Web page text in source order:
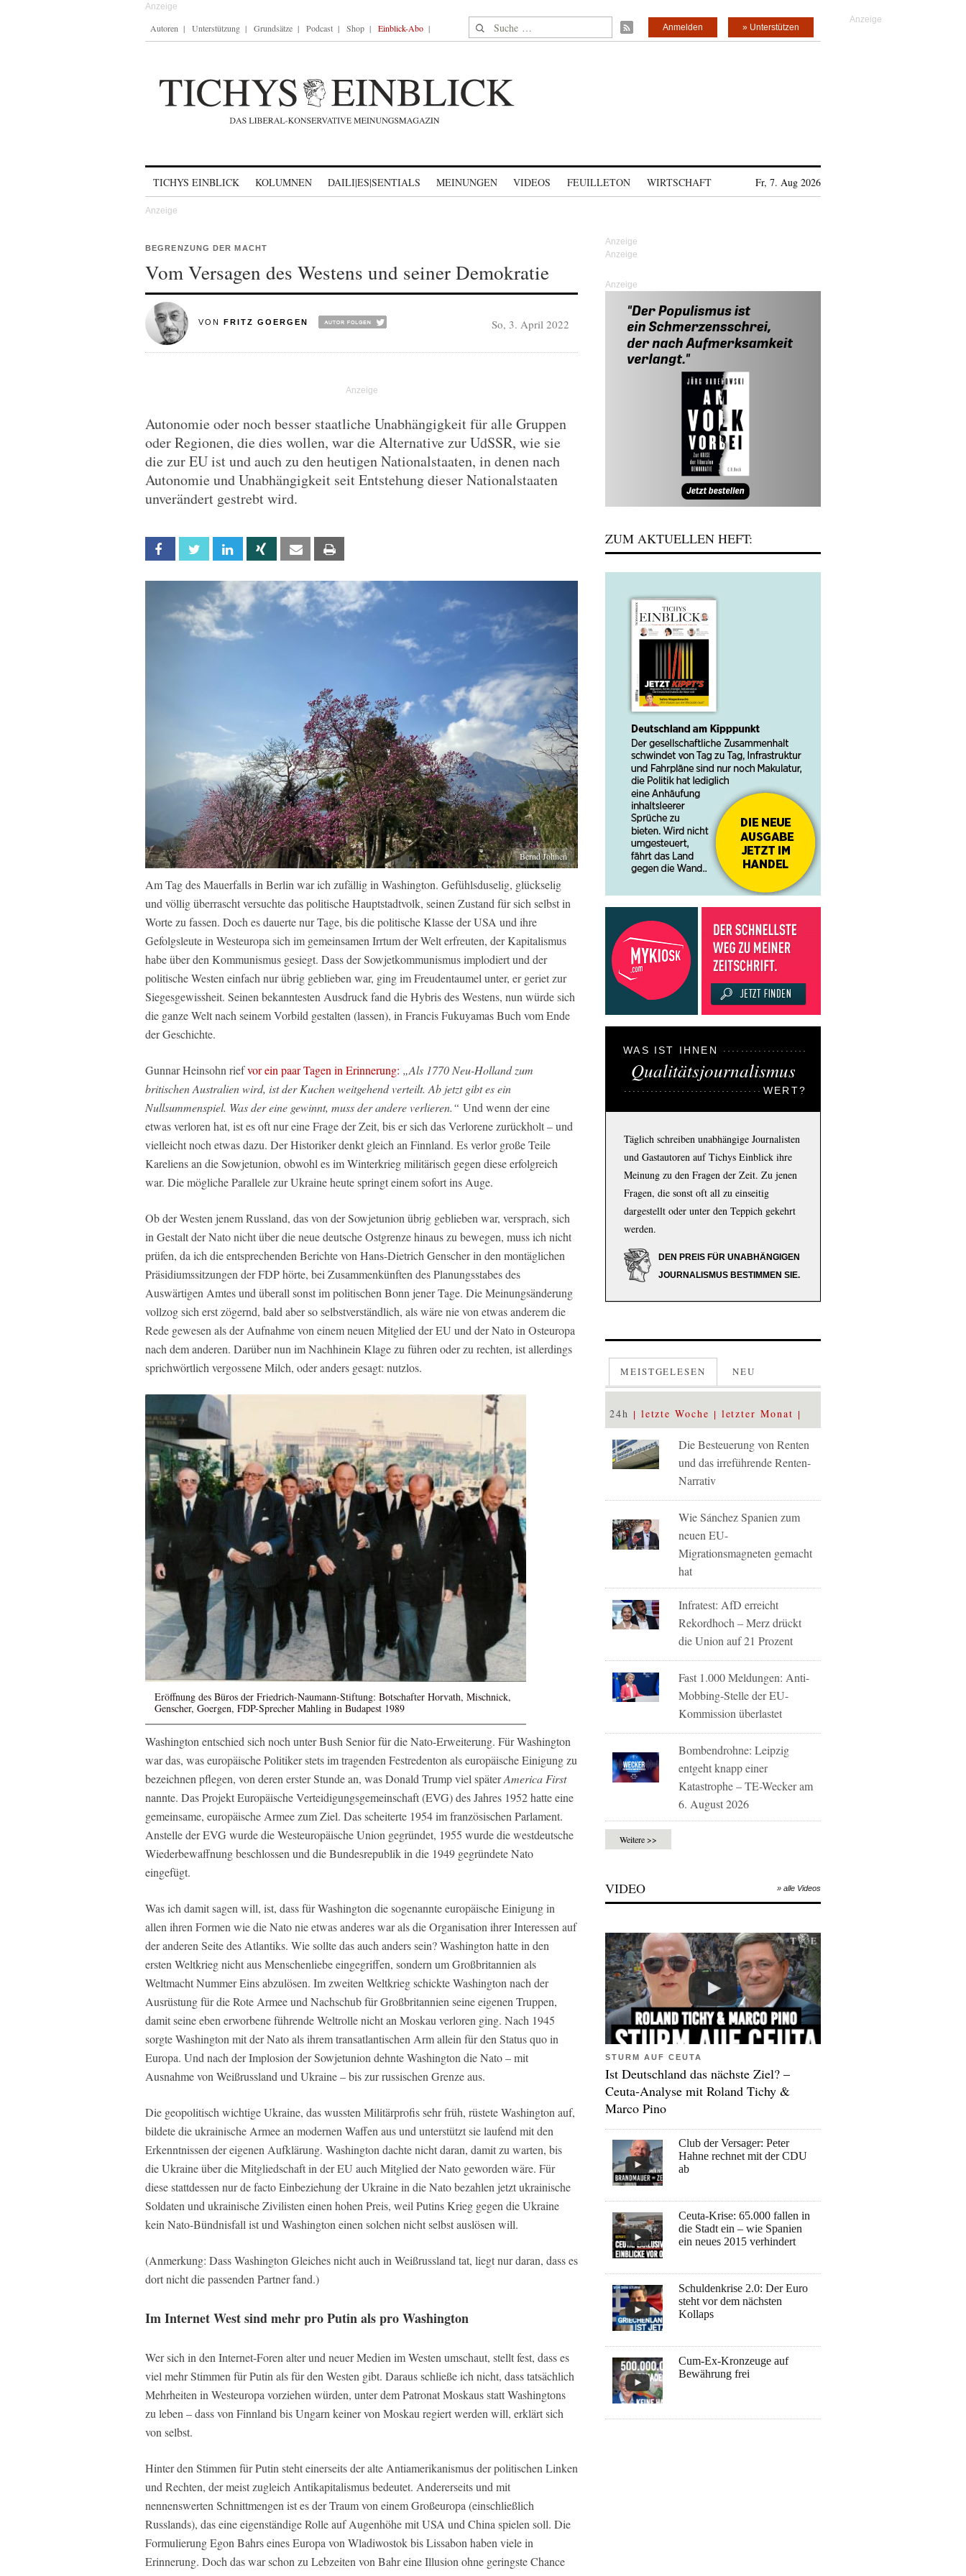
Autoren Unterstützung Grundsätze Podcast Shop Einblick-Abo Suche nach: » Unterstützen
Anmelden
TICHYS EINBLICK KOLUMNEN DAILI|ES|SENTIALS MEINUNGEN VIDEOS FEUILLETON WIRTSCHAFT Fr, 7. Aug 2026
BEGRENZUNG DER MACHT
Vom Versagen des Westens und seiner Demokratie
VON FRITZ GOERGEN So, 3. April 2022
Autonomie oder noch besser staatliche Unabhängigkeit für alle Gruppen
oder Regionen, die dies wollen, war die Alternative zur UdSSR, wie sie
die zur EU ist und auch zu den heutigen Nationalstaaten, in denen nach
Autonomie und Unabhängigkeit seit Entstehung dieser Nationalstaaten
unverändert gestrebt wird.
Facebook Twitter Linkedin Xing Email
Bernd Johnen
Am Tag des Mauerfalls in Berlin war ich zufällig in Washington. Gefühlsduselig, glückselig
und völlig überrascht versuchte das politische Hauptstadtvolk, seinen Zustand für sich selbst in
Worte zu fassen. Doch es dauerte nur Tage, bis die politische Klasse der USA und ihre
Gefolgsleute in Westeuropa sich im gemeinsamen Irrtum der Welt erfreuten, der Kapitalismus
habe über den Kommunismus gesiegt. Dass der Sowjetkommunismus implodiert und der
politische Westen einfach nur übrig geblieben war, ging im Freudentaumel unter, er geriet zur
Siegesgewissheit. Seinen bekanntesten Ausdruck fand die Hybris des Westens, nun würde sich
die ganze Welt nach seinem Vorbild gestalten (lassen), in Francis Fukuyamas Buch vom Ende
der Geschichte.
Gunnar Heinsohn riefvor ein paar Tagen in Erinnerung: „Als 1770 Neu-Holland zum
britischen Australien wird, ist der Kuchen weitgehend verteilt. Ab jetzt gibt es ein
Nullsummenspiel. Was der eine gewinnt, muss der andere verlieren.“ Und wenn der eine
etwas verloren hat, ist es oft nur eine Frage der Zeit, bis er sich das Verlorene zurückholt – und
vielleicht noch etwas dazu. Der Historiker denkt gleich an Finnland. Es verlor große Teile
Kareliens an die Sowjetunion, obwohl es im Winterkrieg militärisch gegen diese erfolgreich
war. Die mögliche Parallele zur Ukraine heute springt einem sofort ins Auge.
Ob der Westen jenem Russland, das von der Sowjetunion übrig geblieben war, versprach, sich
in Gestalt der Nato nicht über die neue deutsche Ostgrenze hinaus zu bewegen, muss ich nicht
prüfen, da ich die entsprechenden Berichte von Hans-Dietrich Genscher in den montäglichen
Präsidiumssitzungen der FDP hörte, bei Zusammenkünften des Planungsstabes des
Auswärtigen Amtes und überall sonst im politischen Bonn jener Tage. Die Meinungsänderung
vollzog sich erst zögernd, bald aber so selbstverständlich, als wäre nie von etwas anderem die
Rede gewesen als der Aufnahme von einem neuen Mitglied der EU und der Nato in Osteuropa
nach dem anderen. Darüber nun im Nachhinein Klage zu führen oder zu rechten, ist allerdings
sprichwörtlich vergossene Milch, oder anders gesagt: nutzlos.
Eröffnung des Büros der Friedrich-Naumann-Stiftung: Botschafter Horvath, Mischnick,
Genscher, Goergen, FDP-Sprecher Mahling in Budapest 1989
Washington entschied sich noch unter Bush Senior für die Nato-Erweiterung. Für Washington
war das, was europäische Politiker stets im tragenden Festredenton als europäische Einigung zu
bezeichnen pflegen, von deren erster Stunde an, was Donald Trump viel späterAmerica First
nannte. Das Projekt Europäische Verteidigungsgemeinschaft (EVG) des Jahres 1952 hatte eine
gemeinsame, europäische Armee zum Ziel. Das scheiterte 1954 im französischen Parlament.
Anstelle der EVG wurde die Westeuropäische Union gegründet, 1955 wurde die westdeutsche
Wiederbewaffnung beschlossen und die Bundesrepublik in die 1949 gegründete Nato
eingefügt.
Was ich damit sagen will, ist, dass für Washington die sogenannte europäische Einigung in
allen ihren Formen wie die Nato nie etwas anderes war als die Organisation ihrer Interessen auf
der anderen Seite des Atlantiks. Wie sollte das auch anders sein? Washington hatte in den
ersten Weltkrieg nicht aus Menschenliebe eingegriffen, sondern um Großbritannien als
Weltmacht Nummer Eins abzulösen. Im zweiten Weltkrieg schickte Washington nach der
Ausrüstung für die Rote Armee und Nachschub für Großbritannien seine eigenen Truppen,
damit seine eben erworbene führende Weltrolle nicht an Moskau verloren ging. Nach 1945
sorgte Washington mit der Nato als ihrem transatlantischen Arm allein für den Status quo in
Europa. Und nach der Implosion der Sowjetunion dehnte Washington die Nato – mit
Ausnahme von Weißrussland und Ukraine – bis zur russischen Grenze aus.
Die geopolitisch wichtige Ukraine, das wussten Militärprofis sehr früh, rüstete Washington auf,
bildete die ukrainische Armee an modernen Waffen aus und unterstützt sie laufend mit den
Erkenntnissen der eigenen Aufklärung. Washington dachte nicht daran, damit zu warten, bis
die Ukraine über die Mitgliedschaft in der EU auch Mitglied der Nato geworden wäre. Für
diese stattdessen nur de facto Einbeziehung der Ukraine in die Nato bezahlen jetzt ukrainische
Soldaten und ukrainische Zivilisten einen hohen Preis, weil Putins Krieg gegen die Ukraine
kein Nato-Bündnisfall ist und Washington einen solchen nicht selbst auslösen will.
(Anmerkung: Dass Washington Gleiches nicht auch in Weißrussland tat, liegt nur daran, dass es
dort nicht die passenden Partner fand.)
Im Internet West sind mehr pro Putin als pro Washington
Wer sich in den Internet-Foren alter und neuer Medien im Westen umschaut, stellt fest, dass es
viel mehr Stimmen für Putin als für den Westen gibt. Daraus schließe ich nicht, dass tatsächlich
Mehrheiten in Westeuropa vorziehen würden, unter dem Patronat Moskaus statt Washingtons
zu leben – dass von Finnland bis Ungarn keiner von Moskau regiert werden will, erklärt sich
von selbst.
Hinter den Stimmen für Putin steht einerseits der alte Antiamerikanismus der politischen Linken
und Rechten, der meist zugleich Antikapitalismus bedeutet. Andererseits und mit
nennenswerten Schnittmengen ist es der Traum von einem Großeuropa (einschließlich
Russlands), das eine eigenständige Rolle auf Augenhöhe mit USA und China spielen soll. Die
Formulierung Egon Bahrs eines Europa von Wladiwostok bis Lissabon haben viele in
Erinnerung. Doch das war schon zu Lebzeiten von Bahr eine Illusion ohne geringste Chance
Anzeige
ZUM AKTUELLEN HEFT:
WAS IST IHNEN
Qualitätsjournalismus
WERT?
Täglich schreiben unabhängige Journalisten
und Gastautoren auf Tichys Einblick ihre
Meinung zu den Fragen der Zeit. Zu jenen
Fragen, die sonst oft all zu einseitig
dargestellt oder unter den Teppich gekehrt
werden.
DEN PREIS FÜR UNABHÄNGIGEN
JOURNALISMUS BESTIMMEN SIE.
MEISTGELESEN NEU
24h letzte Woche letzter Monat
Die Besteuerung von Renten
und das irreführende Renten-
Narrativ
Wie Sánchez Spanien zum
neuen EU-
Migrationsmagneten gemacht
hat
Infratest: AfD erreicht
Rekordhoch – Merz drückt
die Union auf 21 Prozent
Fast 1.000 Meldungen: Anti-
Mobbing-Stelle der EU-
Kommission überlastet
Bombendrohne: Leipzig
entgeht knapp einer
Katastrophe – TE-Wecker am
6. August 2026
Weitere >>
VIDEO » alle Videos
STURM AUF CEUTA
Ist Deutschland das nächste Ziel? –
Ceuta-Analyse mit Roland Tichy &
Marco Pino
Club der Versager: Peter
Hahne rechnet mit der CDU
ab
Ceuta-Krise: 65.000 fallen in
die Stadt ein – wie Spanien
ein neues 2015 verhindert
Schuldenkrise 2.0: Der Euro
steht vor dem nächsten
Kollaps
Cum-Ex-Kronzeuge auf
Bewährung frei